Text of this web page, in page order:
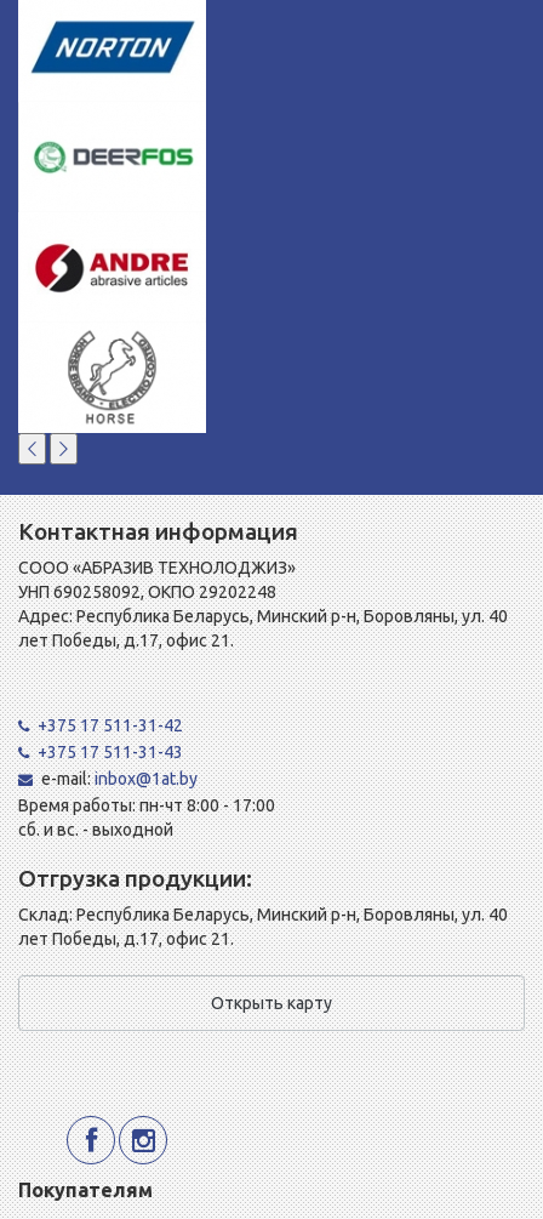
Контактная информация
СООО «АБРАЗИВ ТЕХНОЛОДЖИЗ»
УНП 690258092, ОКПО 29202248
Адрес: Республика Беларусь, Минский р-н, Боровляны, ул. 40
лет Победы, д.17, офис 21.
+375 17 511-31-42
+375 17 511-31-43
e-mail:inbox@1at.by
Время работы: пн-чт 8:00 - 17:00
сб. и вс. - выходной
Отгрузка продукции:
Склад: Республика Беларусь, Минский р-н, Боровляны, ул. 40
лет Победы, д.17, офис 21.
Открыть карту
Покупателям